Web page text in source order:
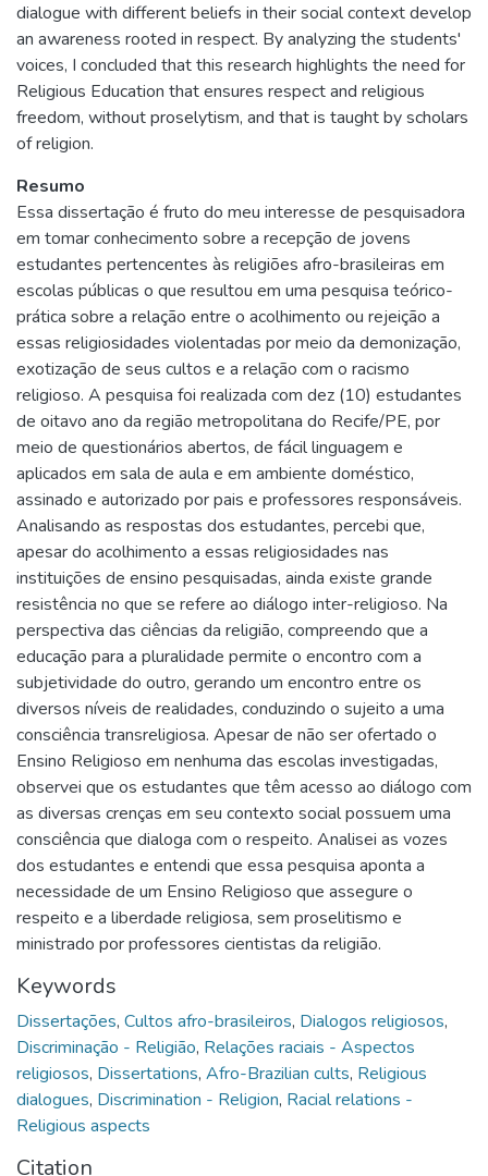
dialogue with different beliefs in their social context develop
an awareness rooted in respect. By analyzing the students'
voices, I concluded that this research highlights the need for
Religious Education that ensures respect and religious
freedom, without proselytism, and that is taught by scholars
of religion.
Resumo
Essa dissertação é fruto do meu interesse de pesquisadora
em tomar conhecimento sobre a recepção de jovens
estudantes pertencentes às religiões afro-brasileiras em
escolas públicas o que resultou em uma pesquisa teórico-
prática sobre a relação entre o acolhimento ou rejeição a
essas religiosidades violentadas por meio da demonização,
exotização de seus cultos e a relação com o racismo
religioso. A pesquisa foi realizada com dez (10) estudantes
de oitavo ano da região metropolitana do Recife/PE, por
meio de questionários abertos, de fácil linguagem e
aplicados em sala de aula e em ambiente doméstico,
assinado e autorizado por pais e professores responsáveis.
Analisando as respostas dos estudantes, percebi que,
apesar do acolhimento a essas religiosidades nas
instituições de ensino pesquisadas, ainda existe grande
resistência no que se refere ao diálogo inter-religioso. Na
perspectiva das ciências da religião, compreendo que a
educação para a pluralidade permite o encontro com a
subjetividade do outro, gerando um encontro entre os
diversos níveis de realidades, conduzindo o sujeito a uma
consciência transreligiosa. Apesar de não ser ofertado o
Ensino Religioso em nenhuma das escolas investigadas,
observei que os estudantes que têm acesso ao diálogo com
as diversas crenças em seu contexto social possuem uma
consciência que dialoga com o respeito. Analisei as vozes
dos estudantes e entendi que essa pesquisa aponta a
necessidade de um Ensino Religioso que assegure o
respeito e a liberdade religiosa, sem proselitismo e
ministrado por professores cientistas da religião.
Keywords
Dissertações, Cultos afro-brasileiros, Dialogos religiosos,
Discriminação - Religião, Relações raciais - Aspectos
religiosos, Dissertations, Afro-Brazilian cults, Religious
dialogues, Discrimination - Religion, Racial relations -
Religious aspects
Citation